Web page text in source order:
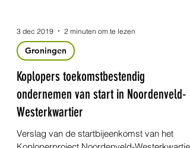
3 dec 2019 2 minuten om te lezen
Groningen
Koplopers toekomstbestendig